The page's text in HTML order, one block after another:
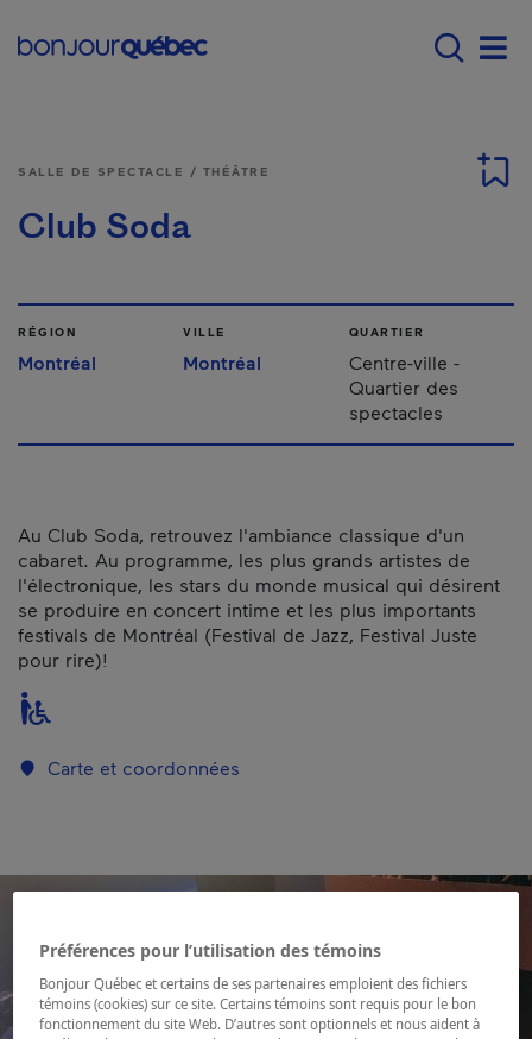
Main navigation -
SALLE DE SPECTACLE / THÉÂTRE
Club Soda
RÉGION
Montréal
VILLE
Montréal
QUARTIER
Centre-ville -
Quartier des
spectacles
Au Club Soda, retrouvez l'ambiance classique d'un
cabaret. Au programme, les plus grands artistes de
l'électronique, les stars du monde musical qui désirent
se produire en concert intime et les plus importants
festivals de Montréal (Festival de Jazz, Festival Juste
pour rire)!
Carte et coordonnées
Préférences pour l’utilisation des témoins
Bonjour Québec et certains de ses partenaires emploient des fichiers
témoins (cookies) sur ce site. Certains témoins sont requis pour le bon
fonctionnement du site Web. D’autres sont optionnels et nous aident à